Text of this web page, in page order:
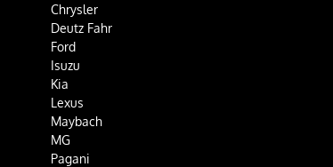
Chrysler
Deutz Fahr
Ford
Isuzu
Kia
Lexus
Maybach
MG
Pagani